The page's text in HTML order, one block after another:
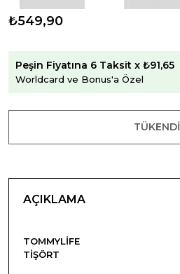
₺549,90
Peşin Fiyatına 6 Taksit x ₺91,65
Worldcard ve Bonus'a Özel
TÜKENDI
AÇIKLAMA
TOMMYLIFE
TIŞÖRT